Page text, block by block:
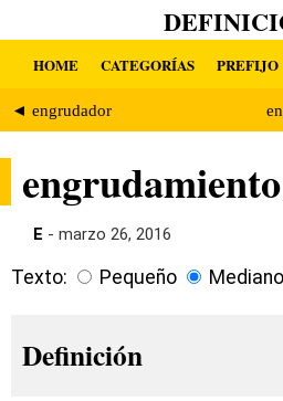
HOME CATEGORÍAS PREFIJO
◄ engrudador
engrudamiento
E - marzo 26, 2016
Texto: Pequeño Mediano
Definición